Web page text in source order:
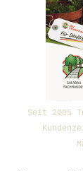
Seit 2005